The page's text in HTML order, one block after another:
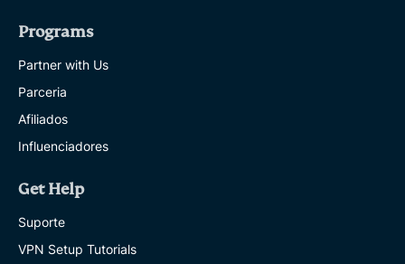
Programs
Partner with Us
Parceria
Afiliados
Influenciadores
Get Help
Suporte
VPN Setup Tutorials